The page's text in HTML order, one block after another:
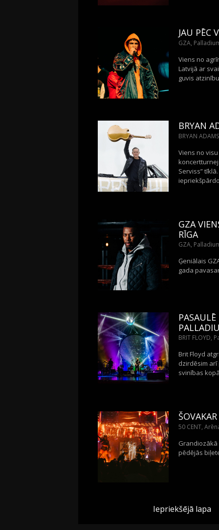
JAU PĒC
GZA,
Viens no
Latvijā ar
guvis
BRYAN
BRYAN
Viens no
Serviss”
GZA
RĪGA
GZA,
Ģeniālais
gada
BRIT FLOYD,
Brit Floyd
dzirdēsim arī
svinības
50 CENT,
Grandiozākā
pēdējās
Iepriekšējā lapa